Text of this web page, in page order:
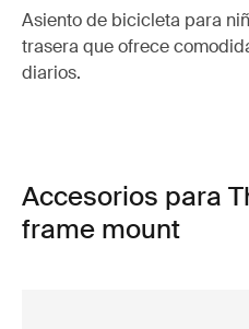
Asiento de bicicleta para
trasera que ofrece
diarios.
Accesorios para
frame mount